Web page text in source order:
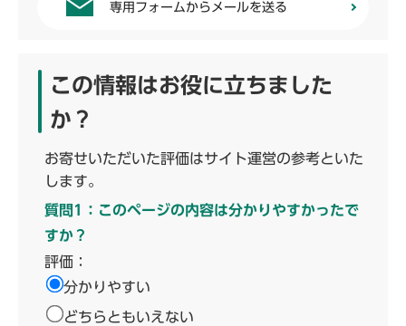
専用フォームからメールを送る
この情報はお役に立ちました
か？
お寄せいただいた評価はサイト運営の参考といた
します。
質問1：このページの内容は分かりやすかったで
すか？
評価：
分かりやすい
どちらともいえない